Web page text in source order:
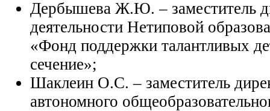
Дербышева Ж.Ю. – заместитель
деятельности Нетиповой
«Фонд поддержки талантливых
сечение»;
Шаклеин О.С. – заместитель
автономного